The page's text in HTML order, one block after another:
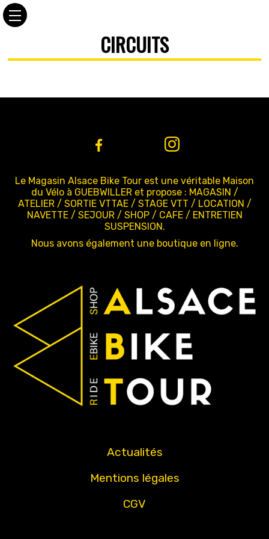
CIRCUITS
Actualités
Mentions légales
CGV
Le Magasin Alsace Bike Tour est une véritable Maison
du Vélo à GUEBWILLER et propose : MAGASIN /
ATELIER / SORTIE VTTAE / STAGE VTT / LOCATION /
NAVETTE / SEJOUR / SHOP / CAFE / ENTRETIEN
SUSPENSION.
Nous avons également une boutique en ligne.